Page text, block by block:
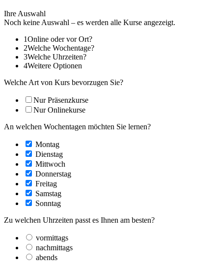
Ihre Auswahl
Noch keine Auswahl – es werden alle Kurse angezeigt.
1Online oder vor Ort?
2Welche Wochentage?
3Welche Uhrzeiten?
4Weitere Optionen
Welche Art von Kurs bevorzugen Sie?
Nur Präsenzkurse
Nur Onlinekurse
An welchen Wochentagen möchten Sie lernen?
Montag
Dienstag
Mittwoch
Donnerstag
Freitag
Samstag
Sonntag
Zu welchen Uhrzeiten passt es Ihnen am besten?
vormittags
nachmittags
abends